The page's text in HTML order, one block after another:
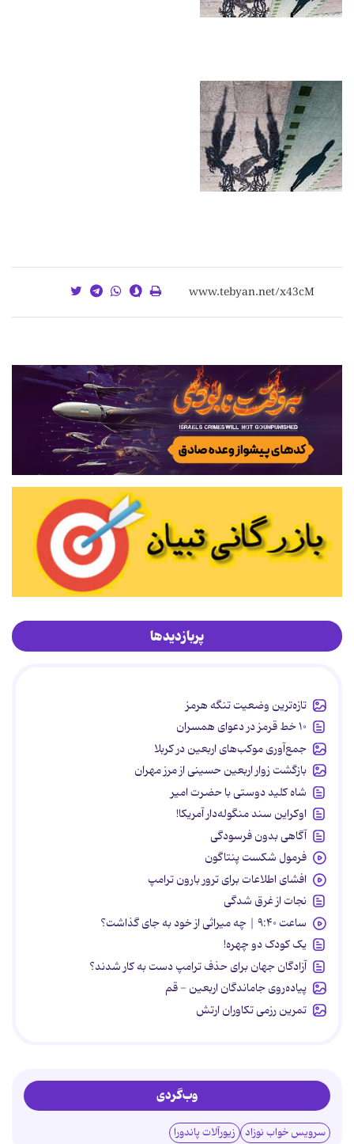
پربازدیدها
تازه‌ترین وضعیت تنگه هرمز
۱۰ خط قرمز در دعوای همسران
جمع‌آوری موکب‌های اربعین در کربلا
بازگشت زوار اربعین حسینی از مرز مهران
شاه کلید دوستی با حضرت امیر
اوکراین سند منگوله‌دار آمریکا!
آگاهی بدون فرسودگی
فرمول شکست پنتاگون
افشای اطلاعات برای ترور بارون ترامپ
نجات از غرق شدگی
ساعت ۹:۴۰ | چه میراثی از خود به جای گذاشت؟
یک کودک دو چهره!
آزادگان جهان برای حذف ترامپ دست به کار شدند؟
پیاده‌روی جاماندگان اربعین - قم
تمرین رزمی تکاوران ارتش
وب‌گردی
سرویس خواب نوزاد زیورآلات پاندورا